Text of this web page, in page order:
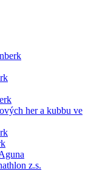
her a kubbu ve
z.s.